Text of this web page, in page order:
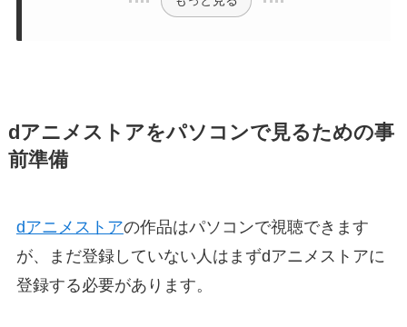
dアニメストアをパソコンで見るための事
前準備
dアニメストアの作品はパソコンで視聴できます
が、まだ登録していない人はまずdアニメストアに
登録する必要があります。